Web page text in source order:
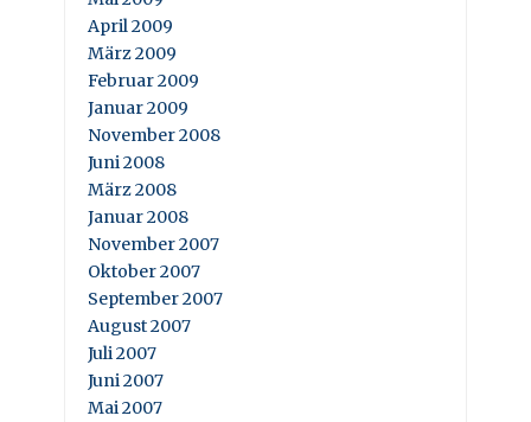
April 2009
März 2009
Februar 2009
Januar 2009
November 2008
Juni 2008
März 2008
Januar 2008
November 2007
Oktober 2007
September 2007
August 2007
Juli 2007
Juni 2007
Mai 2007